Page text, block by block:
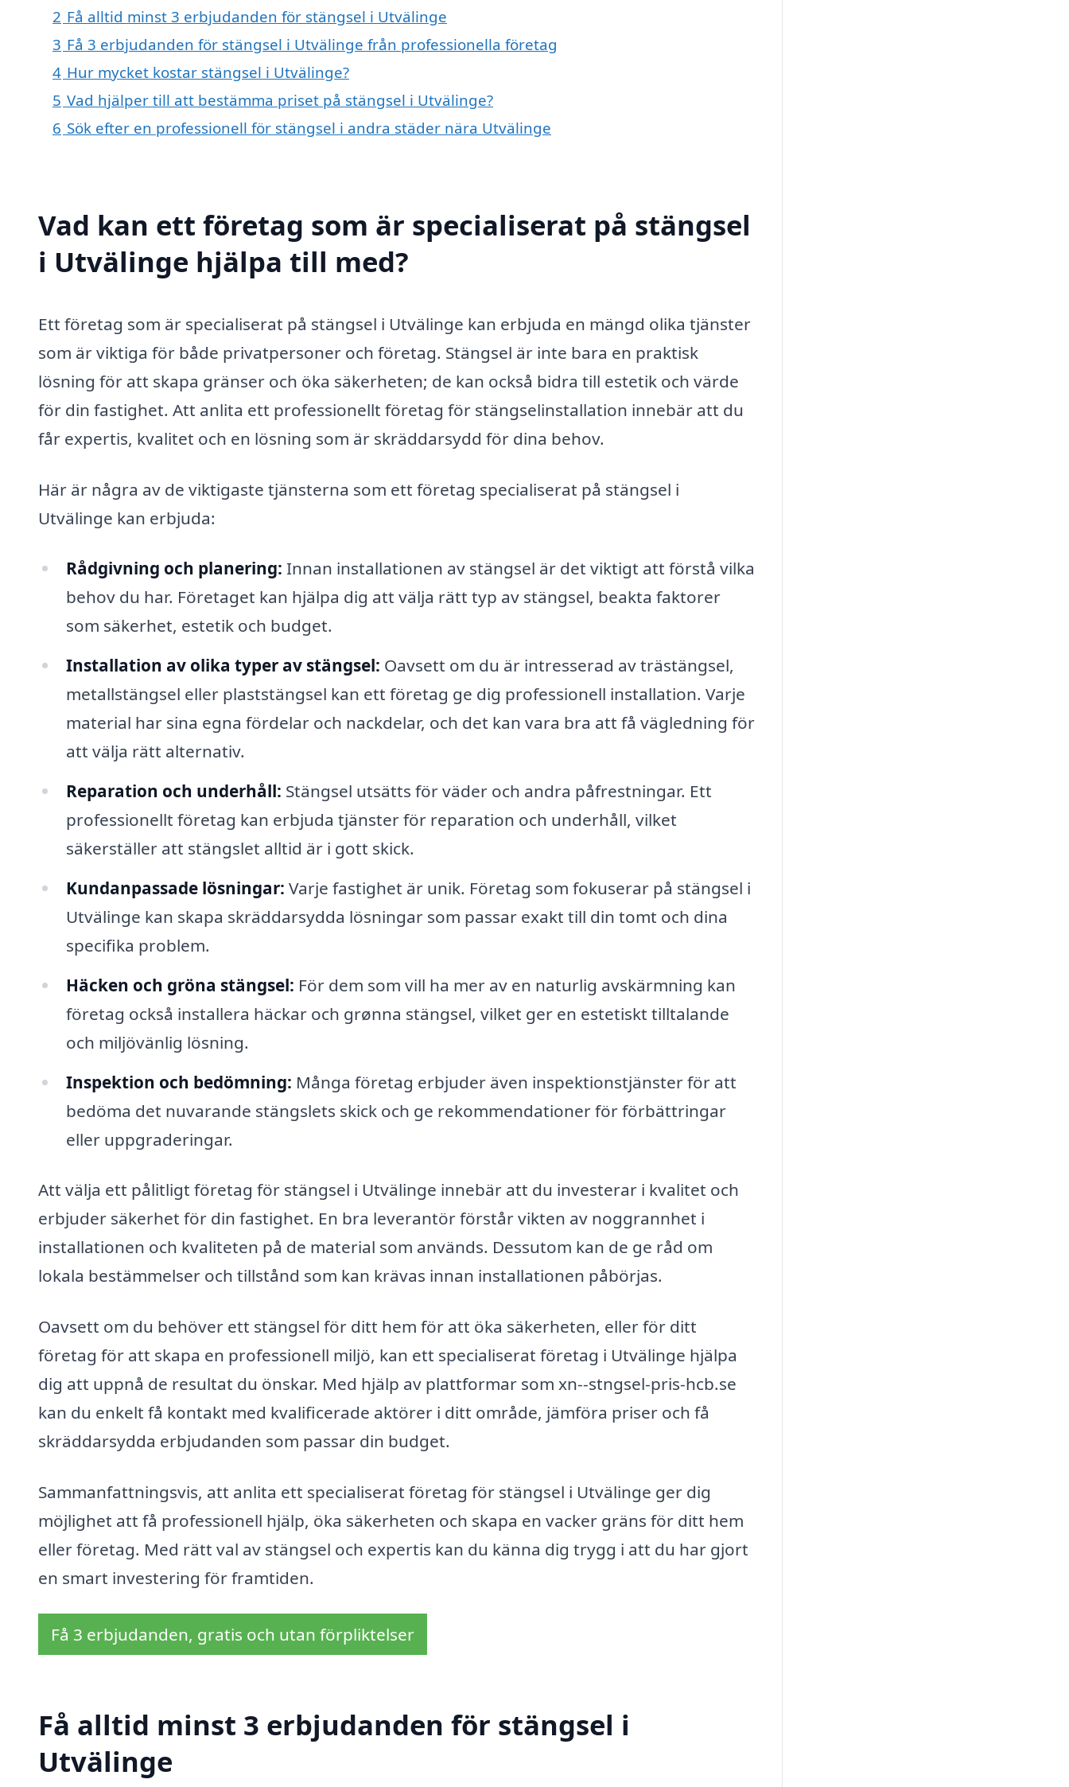
2 Få alltid minst 3 erbjudanden för stängsel i Utvälinge
3 Få 3 erbjudanden för stängsel i Utvälinge från professionella företag
4 Hur mycket kostar stängsel i Utvälinge?
5 Vad hjälper till att bestämma priset på stängsel i Utvälinge?
6 Sök efter en professionell för stängsel i andra städer nära Utvälinge
Vad kan ett företag som är specialiserat på stängsel
i Utvälinge hjälpa till med?
Ett företag som är specialiserat på stängsel i Utvälinge kan erbjuda en mängd olika tjänster
som är viktiga för både privatpersoner och företag. Stängsel är inte bara en praktisk
lösning för att skapa gränser och öka säkerheten; de kan också bidra till estetik och värde
för din fastighet. Att anlita ett professionellt företag för stängselinstallation innebär att du
får expertis, kvalitet och en lösning som är skräddarsydd för dina behov.
Här är några av de viktigaste tjänsterna som ett företag specialiserat på stängsel i
Utvälinge kan erbjuda:
Rådgivning och planering: Innan installationen av stängsel är det viktigt att förstå vilka
behov du har. Företaget kan hjälpa dig att välja rätt typ av stängsel, beakta faktorer
som säkerhet, estetik och budget.
Installation av olika typer av stängsel: Oavsett om du är intresserad av trästängsel,
metallstängsel eller plaststängsel kan ett företag ge dig professionell installation. Varje
material har sina egna fördelar och nackdelar, och det kan vara bra att få vägledning för
att välja rätt alternativ.
Reparation och underhåll: Stängsel utsätts för väder och andra påfrestningar. Ett
professionellt företag kan erbjuda tjänster för reparation och underhåll, vilket
säkerställer att stängslet alltid är i gott skick.
Kundanpassade lösningar: Varje fastighet är unik. Företag som fokuserar på stängsel i
Utvälinge kan skapa skräddarsydda lösningar som passar exakt till din tomt och dina
specifika problem.
Häcken och gröna stängsel: För dem som vill ha mer av en naturlig avskärmning kan
företag också installera häckar och grønna stängsel, vilket ger en estetiskt tilltalande
och miljövänlig lösning.
Inspektion och bedömning: Många företag erbjuder även inspektionstjänster för att
bedöma det nuvarande stängslets skick och ge rekommendationer för förbättringar
eller uppgraderingar.
Att välja ett pålitligt företag för stängsel i Utvälinge innebär att du investerar i kvalitet och
erbjuder säkerhet för din fastighet. En bra leverantör förstår vikten av noggrannhet i
installationen och kvaliteten på de material som används. Dessutom kan de ge råd om
lokala bestämmelser och tillstånd som kan krävas innan installationen påbörjas.
Oavsett om du behöver ett stängsel för ditt hem för att öka säkerheten, eller för ditt
företag för att skapa en professionell miljö, kan ett specialiserat företag i Utvälinge hjälpa
dig att uppnå de resultat du önskar. Med hjälp av plattformar som xn--stngsel-pris-hcb.se
kan du enkelt få kontakt med kvalificerade aktörer i ditt område, jämföra priser och få
skräddarsydda erbjudanden som passar din budget.
Sammanfattningsvis, att anlita ett specialiserat företag för stängsel i Utvälinge ger dig
möjlighet att få professionell hjälp, öka säkerheten och skapa en vacker gräns för ditt hem
eller företag. Med rätt val av stängsel och expertis kan du känna dig trygg i att du har gjort
en smart investering för framtiden.
Få 3 erbjudanden, gratis och utan förpliktelser
Få alltid minst 3 erbjudanden för stängsel i
Utvälinge